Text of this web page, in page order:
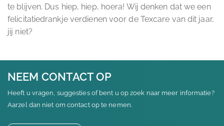
te blijven. Dus hiep, hiep, hoera! Wij denken dat we een
felicitatiedrankje verdienen voor de Texcare van dit jaar,
jij niet?
NEEM CONTACT OP
Heeft u vragen, suggesties of bent u op zoek naar meer informatie?
Aarzel dan niet om contact op te nemen.